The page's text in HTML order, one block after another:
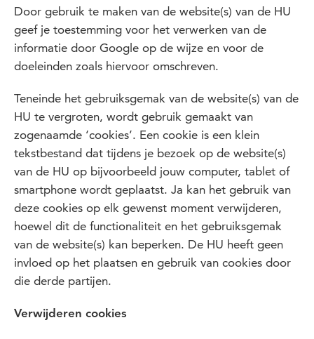
Door gebruik te maken van de website(s) van de HU
geef je toestemming voor het verwerken van de
informatie door Google op de wijze en voor de
doeleinden zoals hiervoor omschreven.
Teneinde het gebruiksgemak van de website(s) van de
HU te vergroten, wordt gebruik gemaakt van
zogenaamde ‘cookies’. Een cookie is een klein
tekstbestand dat tijdens je bezoek op de website(s)
van de HU op bijvoorbeeld jouw computer, tablet of
smartphone wordt geplaatst. Ja kan het gebruik van
deze cookies op elk gewenst moment verwijderen,
hoewel dit de functionaliteit en het gebruiksgemak
van de website(s) kan beperken. De HU heeft geen
invloed op het plaatsen en gebruik van cookies door
die derde partijen.
Verwijderen cookies